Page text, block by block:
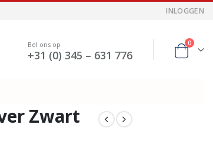
INLOGGEN
Bel ons op
+31 (0) 345 – 631 776
0
Zwart